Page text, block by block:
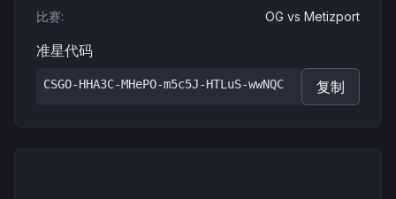
比赛: OG vs Metizport
准星代码
CSGO-HHA3C-MHePO-m5c5J-HTLuS-wwNQC 复制